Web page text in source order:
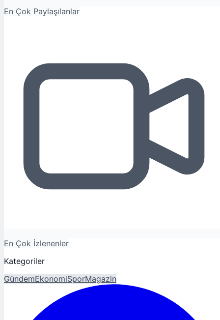
En Çok Paylaşılanlar
En Çok İzlenenler
Kategoriler
GündemEkonomiSporMagazin